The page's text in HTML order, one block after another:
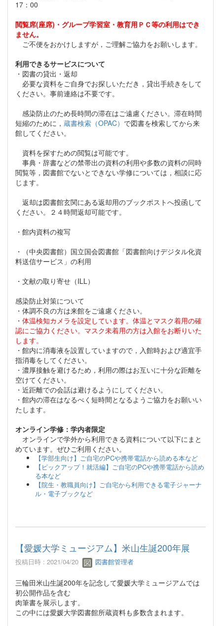
17：00
閲覧席(座席)・グループ学習室・教育用ＰＣ等の利用はでき
ません。
ご不便をおかけしますが，ご理解ご協力をお願いします。
利用できるサービスについて
・図書の貸出・返却
必要な資料をご自身でお探しいただき，貸出手続きをして
ください。事前連絡は不要です。
感染防止のため長時間の滞在はご遠慮ください。滞在時間
短縮のために， 蔵書検索（OPAC） で図書を検索してから来
館してください。
資料を探すための閲覧は可能です。
事典・辞書などの禁帯出の資料の利用や多数の資料の同時
閲覧等，図書館でないとできない学修については，相談に応
じます。
返却は図書館玄関にある返却用のブックポストへ投函して
ください。２４時間返却可能です。
・館内資料の複写
・（中央図書館）国立国会図書館「図書館向けデジタル化資
料送信サービス」の利用
・文献の取り寄せ（ILL）
感染防止対策について
・体調不良の方は来館をご遠慮ください。
・ 体温検知カメラを設定しています。体温とマスク着用の確
認にご協力ください。マスク未着用の方は入館をお断りいた
します。
・館内に消毒液を設置していますので，入館時および適宜手
指消毒をしてください。
・濃厚接触を避けるため，利用の際はお互いに十分な距離を
空けてください。
・近距離での会話は避けるようにしてください。
・館内の滞在はなるべく短時間となるようご協力をお願いい
たします。
オンライン学修：学内者限定
オンラインで学外から利用できる資料について以下にまと
めています。ぜひご利用ください。
【学部生向け】ご自宅のPCや携帯電話から読める本など
【ピックアップ！就活編】ご自宅のPCや携帯電話から読め
る本など
【院生・教職員向け】ご自宅から利用できる電子ジャーナ
ル・電子ブックなど
【愛媛大学ミュージアム】米山生誕200年展
投稿日時 : 2021/04/20 図書館管理者
三輪田米山生誕200年を記念して愛媛大学ミュージアムでは
初公開作品を含む
肉筆書を展示します。
この中には愛媛大学図書館所蔵資料も多数含まれます。